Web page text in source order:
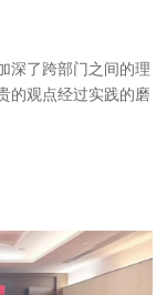
深了跨部门之间的理
的观点经过实践的磨